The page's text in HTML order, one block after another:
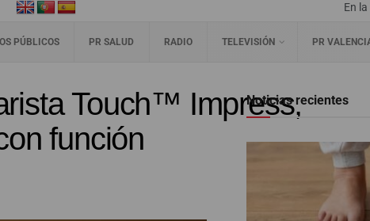
En
PÚBLICOS PR SALUD RADIO TELEVISIÓN PR
Touch™ Impress,
función
Noticias recientes